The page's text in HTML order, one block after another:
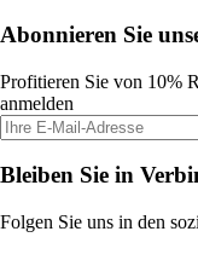
Abonnieren Sie
Profitieren Sie von 10%
anmelden
Bleiben Sie in
Folgen Sie uns in den